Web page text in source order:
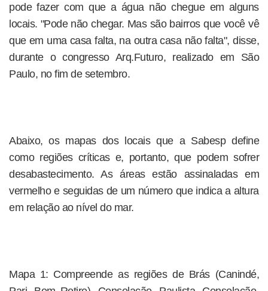
pode fazer com que a água não chegue em alguns
locais. "Pode não chegar. Mas são bairros que você vê
que em uma casa falta, na outra casa não falta", disse,
durante o congresso Arq.Futuro, realizado em São
Paulo, no fim de setembro.
Abaixo, os mapas dos locais que a Sabesp define
como regiões críticas e, portanto, que podem sofrer
desabastecimento. As áreas estão assinaladas em
vermelho e seguidas de um número que indica a altura
em relação ao nível do mar.
Mapa 1: Compreende as regiões de Brás (Canindé,